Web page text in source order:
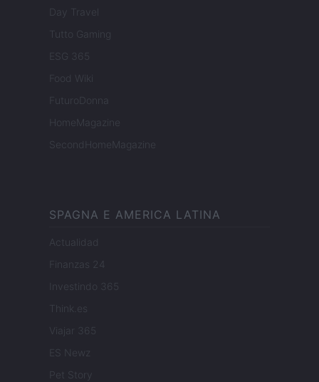
Day Travel
Tutto Gaming
ESG 365
Food Wiki
FuturoDonna
HomeMagazine
SecondHomeMagazine
SPAGNA E AMERICA LATINA
Actualidad
Finanzas 24
Investindo 365
Think.es
Viajar 365
ES Newz
Pet Story